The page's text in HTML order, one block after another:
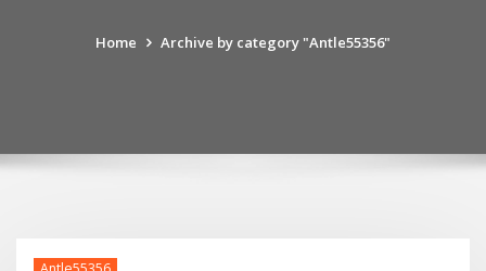
Home Archive by category "Antle55356"